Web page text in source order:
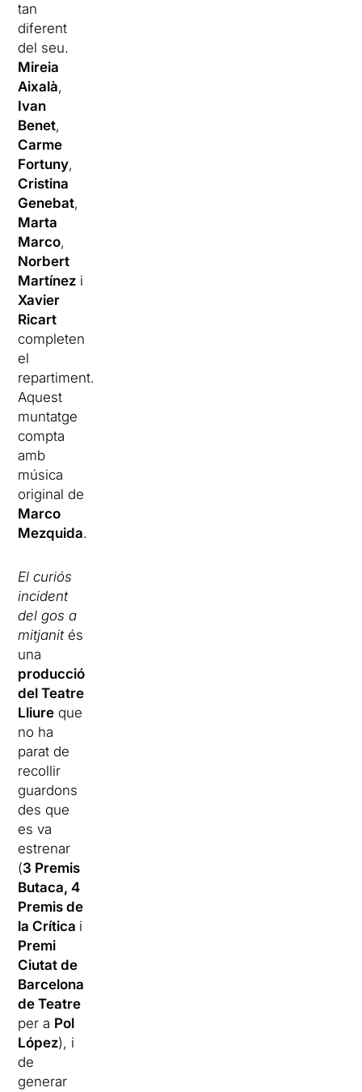
tan
diferent
del seu.
Mireia
Aixalà,
Ivan
Benet,
Carme
Fortuny,
Cristina
Genebat,
Marta
Marco,
Norbert
Martínez i
Xavier
Ricart
completen
el
repartiment.
Aquest
muntatge
compta
amb
música
original de
Marco
Mezquida.
El curiós
incident
del gos a
mitjanités
una
producció
del Teatre
Lliure que
no ha
parat de
recollir
guardons
des que
es va
estrenar
(3 Premis
Butaca, 4
Premis de
la Crítica i
Premi
Ciutat de
Barcelona
de Teatre
per a Pol
López), i
de
generar